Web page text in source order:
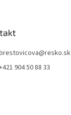
@resko.sk
904 50 88 33